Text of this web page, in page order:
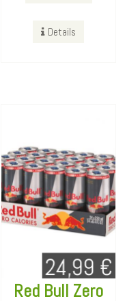
Details
Red Bull Zero
Bestellen